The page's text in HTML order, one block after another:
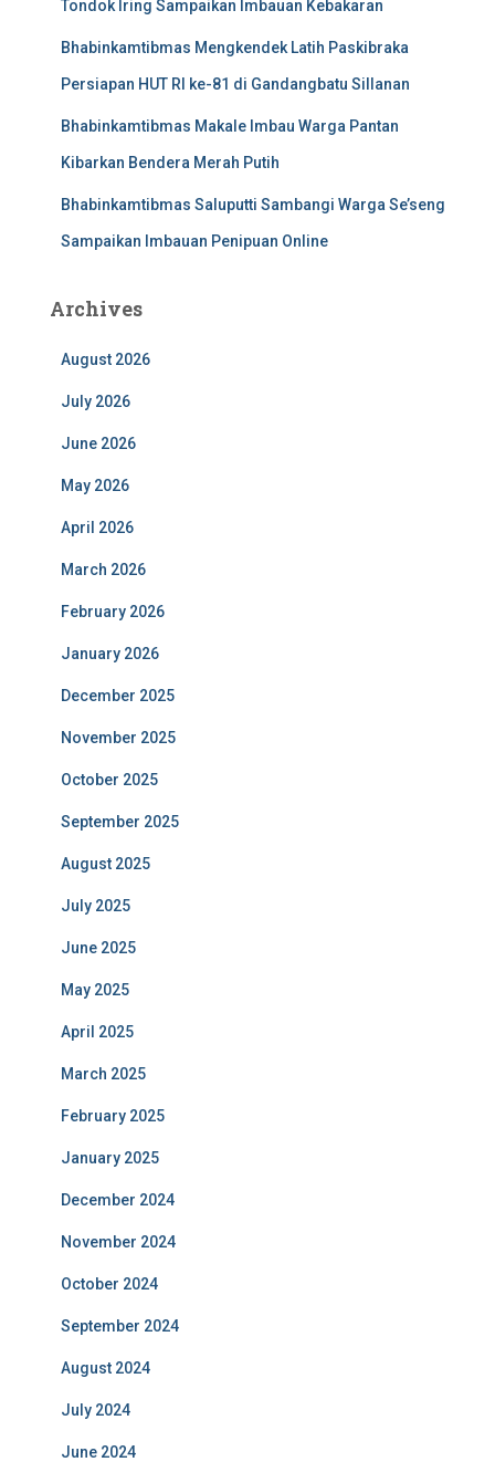
Tondok Iring Sampaikan Imbauan Kebakaran
Bhabinkamtibmas Mengkendek Latih Paskibraka
Persiapan HUT RI ke-81 di Gandangbatu Sillanan
Bhabinkamtibmas Makale Imbau Warga Pantan
Kibarkan Bendera Merah Putih
Bhabinkamtibmas Saluputti Sambangi Warga Se’seng
Sampaikan Imbauan Penipuan Online
Archives
August 2026
July 2026
June 2026
May 2026
April 2026
March 2026
February 2026
January 2026
December 2025
November 2025
October 2025
September 2025
August 2025
July 2025
June 2025
May 2025
April 2025
March 2025
February 2025
January 2025
December 2024
November 2024
October 2024
September 2024
August 2024
July 2024
June 2024